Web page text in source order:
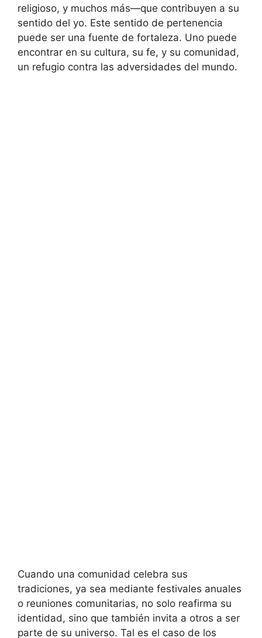
religioso, y muchos más—que contribuyen a su
sentido del yo. Este sentido de pertenencia
puede ser una fuente de fortaleza. Uno puede
encontrar en su cultura, su fe, y su comunidad,
un refugio contra las adversidades del mundo.
Cuando una comunidad celebra sus
tradiciones, ya sea mediante festivales anuales
o reuniones comunitarias, no solo reafirma su
identidad, sino que también invita a otros a ser
parte de su universo. Tal es el caso de los